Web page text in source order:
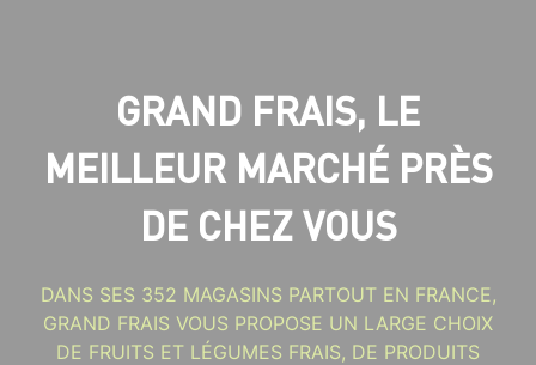
GRAND FRAIS, LE
MEILLEUR MARCHÉ PRÈS
DE CHEZ VOUS
DANS SES 352 MAGASINS PARTOUT EN FRANCE,
GRAND FRAIS VOUS PROPOSE UN LARGE CHOIX
DE FRUITS ET LÉGUMES FRAIS, DE PRODUITS